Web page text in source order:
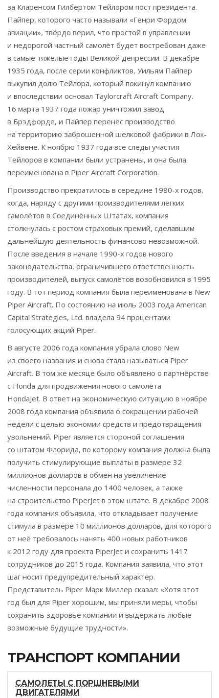
за Кларенсом Гилбертом Тейлором пост президента.
Пайпер, которого часто называли «Генри Фордом
авиации», твёрдо верил, что простой в управлении
и недорогой частный самолёт будет востребован даже
в самые тяжёлые годы Великой депрессии. В декабре
1935 года, после серии конфликтов, Уильям Пайпер
выкупил долю Тейлора, который покинул компанию
и впоследствии основал Taylorcraft Aircraft Company.
16 марта 1937 года пожар уничтожил завод
в Брэдфорде, и Пайпер перенёс производство
на территорию заброшенной шелковой фабрики в Лок-
Хейвене. К ноябрю 1937 года все следы участия
Тейлоров в компании были устранены, и она была
переименована в Piper Aircraft Corporation.
Производство прекратилось в середине 1980-х годов,
когда, наряду с другими производителями лёгких
самолётов в Соединённых Штатах, компания
столкнулась с ростом страховых премий, сделавшим
дальнейшую деятельность финансово невозможной.
После введения в начале 1990-х годов нового
законодательства, ограничившего ответственность
производителей, выпуск самолётов возобновился в 1995
году. В тот период компания была переименована в New
Piper Aircraft. По состоянию на июль 2003 года American
Capital Strategies, Ltd. владела 94 процентами
голосующих акций Piper.
В августе 2006 года компания убрала слово New
из своего названия и снова стала называться Piper
Aircraft. В том же месяце было объявлено о партнёрстве
с Honda для продвижения нового самолёта
HondaJet. В ответ на экономическую ситуацию в ноябре
2008 года компания объявила о сокращении рабочей
недели с целью экономии средств и предотвращения
увольнений. Piper является стороной соглашения
со штатом Флорида, по которому компания должна была
получить стимулирующие выплаты в размере 32
миллионов долларов в обмен на увеличение
численности персонала до 1400 человек, а также
на строительство PiperJet в этом штате. В декабре 2008
года компания объявила, что откладывает получение
стимула в размере 10 миллионов долларов, для которого
от неё требовалось нанять 400 новых работников
к 2012 году для проекта PiperJet и сохранить 1417
сотрудников до 2015 года. Компания заявила, что этот
шаг носит предупредительный характер.
Представитель Piper Марк Миллер сказал: «Хотя этот
год был для Piper хорошим, мы приняли меры, чтобы
сохранить здоровье компании и выдержать любые
возможные будущие трудности».
ТРАНСПОРТ КОМПАНИИ
САМОЛЕТЫ С ПОРШНЕВЫМИ
ДВИГАТЕЛЯМИ